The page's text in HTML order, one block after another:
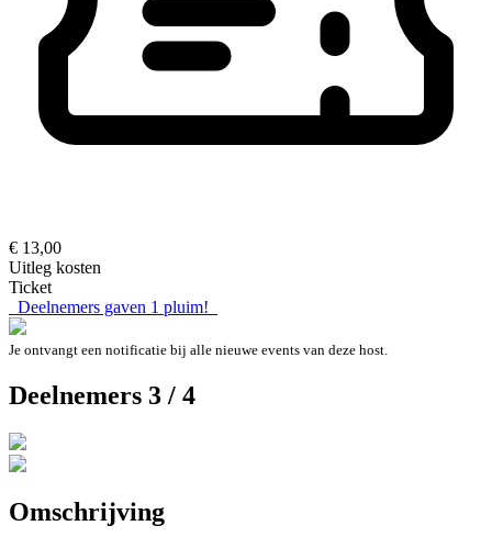
€ 13,00
Uitleg kosten
Ticket
Deelnemers gaven 1 pluim!
Je ontvangt een notificatie bij alle nieuwe events van deze host.
Deelnemers 3 / 4
Omschrijving